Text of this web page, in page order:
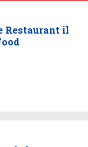
Restaurant il